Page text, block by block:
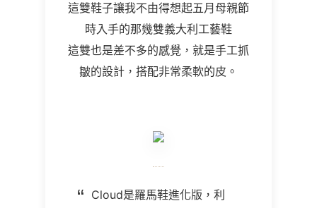
這雙鞋子讓我不由得想起五月母親節
時入手的那幾雙義大利工藝鞋
這雙也是差不多的感覺，就是手工抓
皺的設計，搭配非常柔軟的皮。
Cloud是羅馬鞋進化版，利